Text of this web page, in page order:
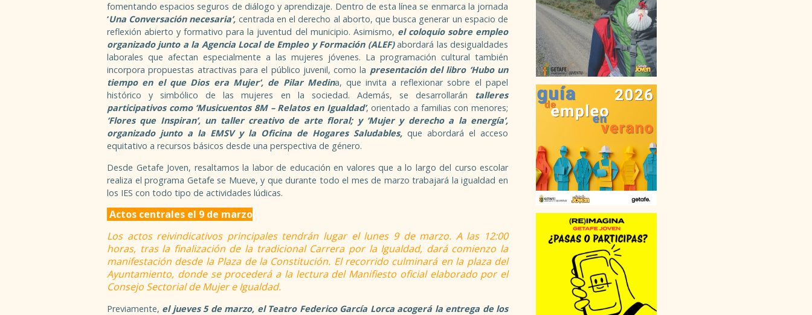
fomentando espacios seguros de diálogo y aprendizaje. Dentro de esta línea se enmarca la jornada
‘Una Conversación necesaria’, centrada en el derecho al aborto, que busca generar un espacio de
reflexión abierto y formativo para la juventud del municipio. Asimismo, el coloquio sobre empleo
organizado junto a la Agencia Local de Empleo y Formación (ALEF)abordará las desigualdades
laborales que afectan especialmente a las mujeres jóvenes. La programación cultural también
incorpora propuestas atractivas para el público juvenil, como la presentación del libro ‘Hubo un
tiempo en el que Dios era Mujer’, de Pilar Medina, que invita a reflexionar sobre el papel
histórico y simbólico de las mujeres en la sociedad. Además, se desarrollarán talleres
participativos como ‘Musicuentos 8M – Relatos en Igualdad’, orientado a familias con menores;
‘Flores que Inspiran’, un taller creativo de arte floral; y ‘Mujer y derecho a la energía’,
organizado junto a la EMSV y la Oficina de Hogares Saludables,que abordará el acceso
equitativo a recursos básicos desde una perspectiva de género.
Desde Getafe Joven, resaltamos la labor de educación en valores que a lo largo del curso escolar
realiza el programa Getafe se Mueve, y que durante todo el mes de marzo trabajará la igualdad en
los IES con todo tipo de actividades lúdicas.
Actos centrales el 9 de marzo
Los actos reivindicativos principales tendrán lugar el lunes 9 de marzo. A las 12:00
horas, tras la finalización de la tradicional Carrera por la Igualdad, dará comienzo la
manifestación desde la Plaza de la Constitución. El recorrido culminará en la plaza del
Ayuntamiento, donde se procederá a la lectura del Manifiesto oficial elaborado por el
Consejo Sectorial de Mujer e Igualdad.
Previamente, el jueves 5 de marzo, el Teatro Federico García Lorca acogerá la entrega de los